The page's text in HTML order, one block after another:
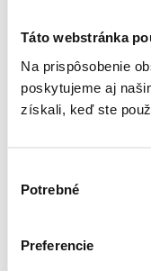
Táto webstránka
Na prispôsobenie
poskytujeme aj
získali, keď ste
súhlasu
Potrebné
Preferencie